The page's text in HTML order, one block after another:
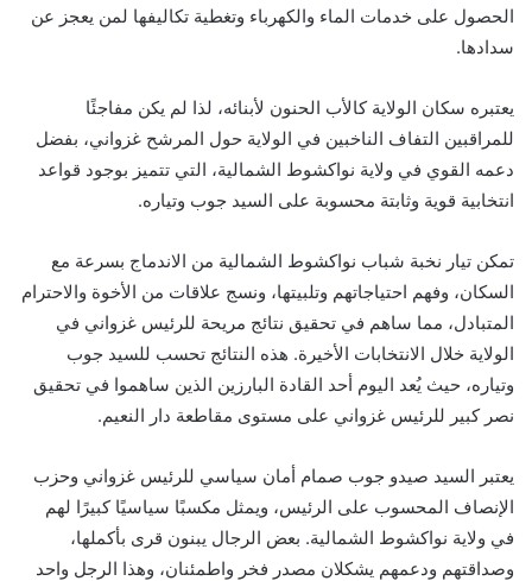
الحصول على خدمات الماء والكهرباء وتغطية تكاليفها لمن يعجز عن
سدادها.
يعتبره سكان الولاية كالأب الحنون لأبنائه، لذا لم يكن مفاجئًا
للمراقبين التفاف الناخبين في الولاية حول المرشح غزواني، بفضل
دعمه القوي في ولاية نواكشوط الشمالية، التي تتميز بوجود قواعد
انتخابية قوية وثابتة محسوبة على السيد جوب وتياره.
تمكن تيار نخبة شباب نواكشوط الشمالية من الاندماج بسرعة مع
السكان، وفهم احتياجاتهم وتلبيتها، ونسج علاقات من الأخوة والاحترام
المتبادل، مما ساهم في تحقيق نتائج مريحة للرئيس غزواني في
الولاية خلال الانتخابات الأخيرة. هذه النتائج تحسب للسيد جوب
وتياره، حيث يُعد اليوم أحد القادة البارزين الذين ساهموا في تحقيق
نصر كبير للرئيس غزواني على مستوى مقاطعة دار النعيم.
يعتبر السيد صيدو جوب صمام أمان سياسي للرئيس غزواني وحزب
الإنصاف المحسوب على الرئيس، ويمثل مكسبًا سياسيًا كبيرًا لهم
في ولاية نواكشوط الشمالية. بعض الرجال يبنون قرى بأكملها،
وصداقتهم ودعمهم يشكلان مصدر فخر واطمئنان، وهذا الرجل واحد